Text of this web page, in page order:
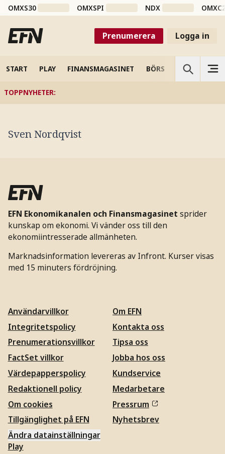
OMXS30 OMXSPI NDX
Prenumerera Logga in
START PLAY FINANSMAGASINET BÖRS VETENSKAP
TOPPNYHETER:
Sven Nordqvist
EFN Ekonomikanalen och Finansmagasinet sprider
kunskap om ekonomi. Vi vänder oss till den
ekonomiintresserade allmänheten.
Marknadsinformation levereras av Infront. Kurser visas
med 15 minuters fördröjning.
Användarvillkor
Integritetspolicy
Prenumerationsvillkor
FactSet villkor
Värdepapperspolicy
Redaktionell policy
Om cookies
Tillgänglighet på EFN
Ändra datainställningar
Om EFN
Kontakta oss
Tipsa oss
Jobba hos oss
Kundservice
Medarbetare
Pressrum
Nyhetsbrev
Play